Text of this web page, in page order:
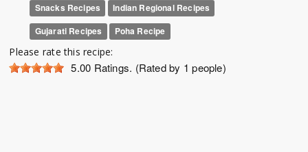
Snacks Recipes
Indian Regional Recipes
Gujarati Recipes
Poha Recipe
Please rate this recipe:
5.00 Ratings. (Rated by 1 people)